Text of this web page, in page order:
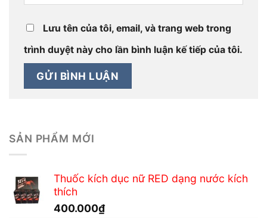
Lưu tên của tôi, email, và trang web trong
trình duyệt này cho lần bình luận kế tiếp của tôi.
SẢN PHẨM MỚI
Thuốc kích dục nữ RED dạng nước kích
thích
400.000₫